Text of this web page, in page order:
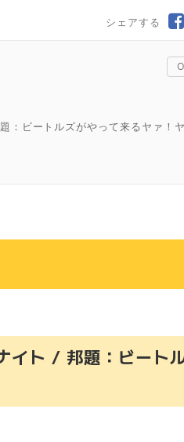
シェアする
ビートルズがやって来るヤァ！
ト / 邦題：ビート